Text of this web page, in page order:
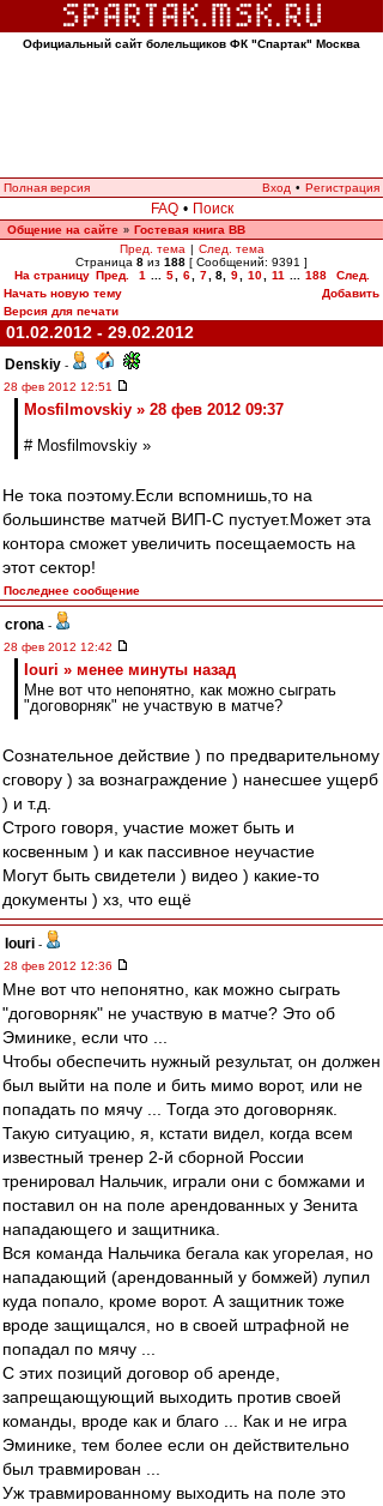
Официальный сайт болельщиков ФК "Спартак" Москва
Полная версия Вход • Регистрация
FAQ • Поиск
Общение на сайте » Гостевая книга ВВ
Пред. тема | След. тема
Страница 8 из 188 [ Сообщений: 9391 ]
На страницу Пред. 1 5 6 7 8, 9 10 11 188
След.
Начать новую тему
Добавить
Версия для печати
01.02.2012 - 29.02.2012
Denskiy -
28 фев 2012 12:51
Mosfilmovskiy » 28 фев 2012 09:37
# Mosfilmovskiy »
Не тока поэтому.Если вспомнишь,то на
большинстве матчей ВИП-С пустует.Может эта
контора сможет увеличить посещаемость на
этот сектор!
Последнее сообщение
crona -
28 фев 2012 12:42
Iouri » менее минуты назад
Мне вот что непонятно, как можно сыграть
"договорняк" не участвую в матче?
Сознательное действие ) по предварительному
сговору ) за вознаграждение ) нанесшее ущерб
) и т.д.
Строго говоря, участие может быть и
косвенным ) и как пассивное неучастие
Могут быть свидетели ) видео ) какие-то
документы ) хз, что ещё
Iouri -
28 фев 2012 12:36
Мне вот что непонятно, как можно сыграть
"договорняк" не участвую в матче? Это об
Эминике, если что ...
Чтобы обеспечить нужный результат, он должен
был выйти на поле и бить мимо ворот, или не
попадать по мячу ... Тогда это договорняк.
Такую ситуацию, я, кстати видел, когда всем
известный тренер 2-й сборной России
тренировал Нальчик, играли они с бомжами и
поставил он на поле арендованных у Зенита
нападающего и защитника.
Вся команда Нальчика бегала как угорелая, но
нападающий (арендованный у бомжей) лупил
куда попало, кроме ворот. А защитник тоже
вроде защищался, но в своей штрафной не
попадал по мячу ...
С этих позиций договор об аренде,
запрещающующий выходить против своей
команды, вроде как и благо ... Как и не игра
Эминике, тем более если он действительно
был травмирован ...
Уж травмированному выходить на поле это